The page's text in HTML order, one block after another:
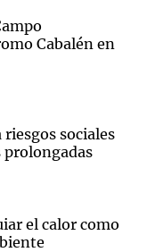
Cabalén en
sociales
prolongadas
el calor como